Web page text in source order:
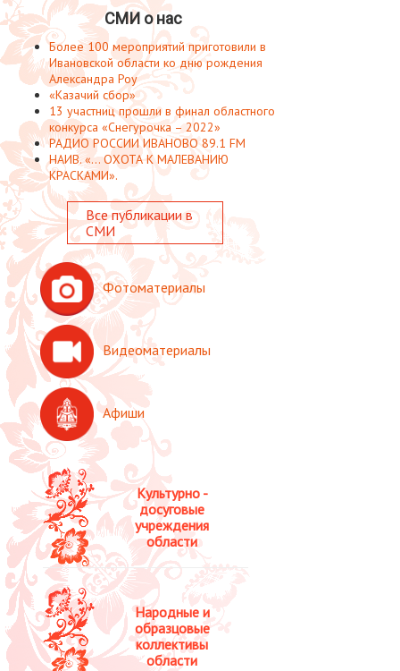
Культурно -
досуговые
учреждения
области
Народные и
образцовые
коллективы
области
СМИ о нас
Более 100 мероприятий приготовили в
Ивановской области ко дню рождения
Александра Роу
«Казачий сбор»
13 участниц прошли в финал областного
конкурса «Снегурочка – 2022»
РАДИО РОССИИ ИВАНОВО 89.1 FM
НАИВ. «... ОХОТА К МАЛЕВАНИЮ
КРАСКАМИ».
Все публикации в
СМИ
Фотоматериалы
Видеоматериалы
Афиши